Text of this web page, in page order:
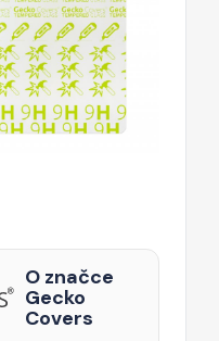
O značce
Gecko
Covers